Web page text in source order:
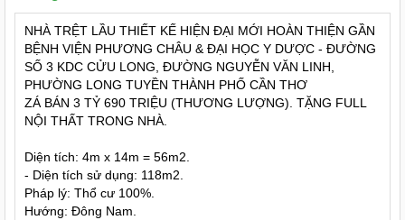
NHÀ TRỆT LẦU THIẾT KẾ HIỆN ĐẠI MỚI HOÀN THIỆN GẦN
BỆNH VIỆN PHƯƠNG CHÂU & ĐẠI HỌC Y DƯỢC - ĐƯỜNG
SỐ 3 KDC CỬU LONG, ĐƯỜNG NGUYỄN VĂN LINH,
PHƯỜNG LONG TUYỀN THÀNH PHỐ CẦN THƠ
ZÁ BÁN 3 TỶ 690 TRIỆU (THƯƠNG LƯỢNG). TẶNG FULL
NỘI THẤT TRONG NHÀ.
Diện tích: 4m x 14m = 56m2.
- Diện tích sử dụng: 118m2.
Pháp lý: Thổ cư 100%.
Hướng: Đông Nam.